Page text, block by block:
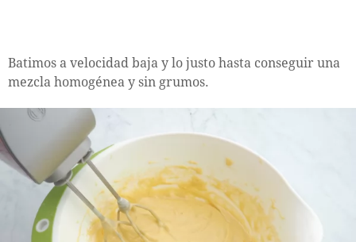
Batimos a velocidad baja y lo justo hasta conseguir una
mezcla homogénea y sin grumos.